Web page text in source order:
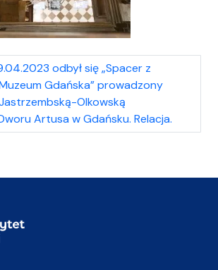
odbył się „Spacer z
Gdańska” prowadzony
Olkowską
Artusa w Gdańsku. Relacja.